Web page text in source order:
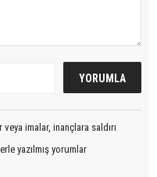
imalar, inançlara saldırı
yazılmış yorumlar